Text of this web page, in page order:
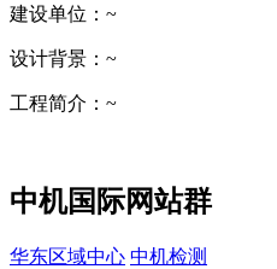
建设单位： ~
设计背景： ~
工程简介： ~
中机国际网站群
华东区域中心 中机检测